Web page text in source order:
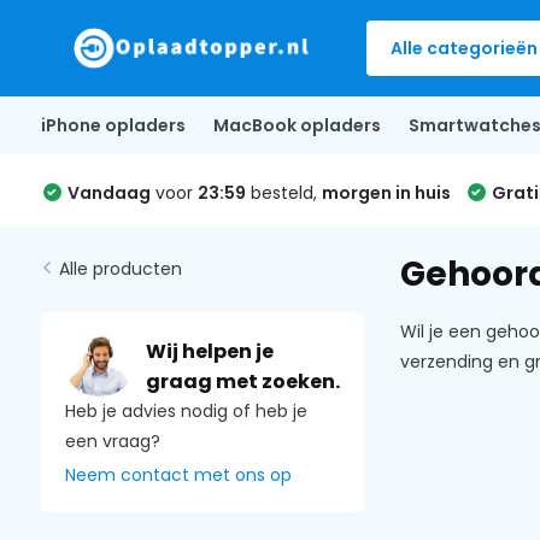
Alle categorieën
iPhone opladers MacBook opladers Smartwatches
Vandaag voor 23:59 besteld, morgen in huis
Alle producten
Wij helpen je
graag met zoeken.
Heb je advies nodig of heb je
een vraag?
Neem contact met ons op
Wil je een
verzending en